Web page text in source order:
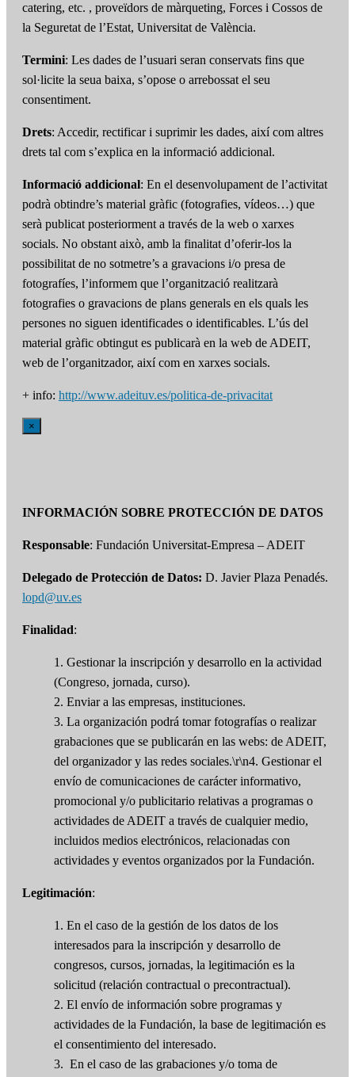
catering, etc. , proveïdors de màrqueting, Forces i Cossos de
la Seguretat de l’Estat, Universitat de València.
Termini: Les dades de l’usuari seran conservats fins que
sol·licite la seua baixa, s’opose o arrebossat el seu
consentiment.
Drets: Accedir, rectificar i suprimir les dades, així com altres
drets tal com s’explica en la informació addicional.
Informació addicional: En el desenvolupament de l’activitat
podrà obtindre’s material gràfic (fotografies, vídeos…) que
serà publicat posteriorment a través de la web o xarxes
socials. No obstant això, amb la finalitat d’oferir-los la
possibilitat de no sotmetre’s a gravacions i/o presa de
fotografíes, l’informem que l’organització realitzarà
fotografies o gravacions de plans generals en els quals les
persones no siguen identificades o identificables. L’ús del
material gràfic obtingut es publicarà en la web de ADEIT,
web de l’organitzador, així com en xarxes socials.
+ info: http://www.adeituv.es/politica-de-privacitat
×
INFORMACIÓN SOBRE PROTECCIÓN DE DATOS
Responsable: Fundación Universitat-Empresa – ADEIT
Delegado de Protección de Datos: D. Javier Plaza Penadés.
lopd@uv.es
Finalidad:
1. Gestionar la inscripción y desarrollo en la actividad
(Congreso, jornada, curso).
2. Enviar a las empresas, instituciones.
3. La organización podrá tomar fotografías o realizar
grabaciones que se publicarán en las webs: de ADEIT,
del organizador y las redes sociales.\r\n4. Gestionar el
envío de comunicaciones de carácter informativo,
promocional y/o publicitario relativas a programas o
actividades de ADEIT a través de cualquier medio,
incluidos medios electrónicos, relacionadas con
actividades y eventos organizados por la Fundación.
Legitimación:
1. En el caso de la gestión de los datos de los
interesados para la inscripción y desarrollo de
congresos, cursos, jornadas, la legitimación es la
solicitud (relación contractual o precontractual).
2. El envío de información sobre programas y
actividades de la Fundación, la base de legitimación es
el consentimiento del interesado.
3. En el caso de las grabaciones y/o toma de